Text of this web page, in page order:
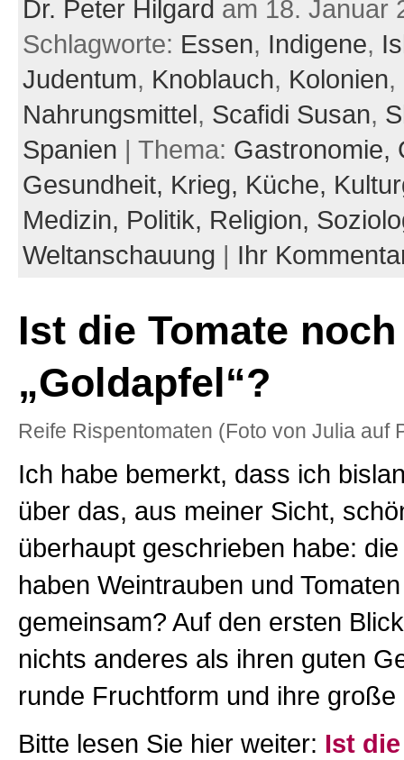
Dr. Peter Hilgard am 18. Januar
Schlagworte: Essen, Indigene,
Judentum, Knoblauch, Kolonien,
Nahrungsmittel, Scafidi Susan,
Spanien | Thema: Gastronomie,
Gesundheit, Krieg, Küche,
Medizin, Politik, Religion,
Weltanschauung | Ihr
Ist die Tomate
„Goldapfel“?
Reife Rispentomaten (Foto von Julia auf
Ich habe bemerkt, dass ich
über das, aus meiner Sicht,
überhaupt geschrieben habe:
haben Weintrauben und
gemeinsam? Auf den ersten
nichts anderes als ihren guten
runde Fruchtform und ihre große
Bitte lesen Sie hier weiter: Ist